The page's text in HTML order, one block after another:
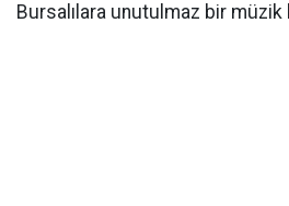
Bursalılara unutulmaz bir müzik